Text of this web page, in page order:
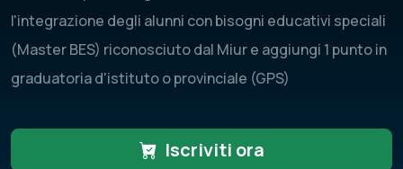
l'integrazione degli alunni con bisogni educativi speciali
(Master BES) riconosciuto dal Miur e aggiungi 1 punto in
graduatoria d'istituto o provinciale (GPS)
Iscriviti ora